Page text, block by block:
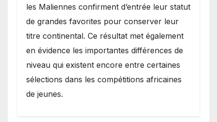
les Maliennes confirment d’entrée leur statut
de grandes favorites pour conserver leur
titre continental. Ce résultat met également
en évidence les importantes différences de
niveau qui existent encore entre certaines
sélections dans les compétitions africaines
de jeunes.